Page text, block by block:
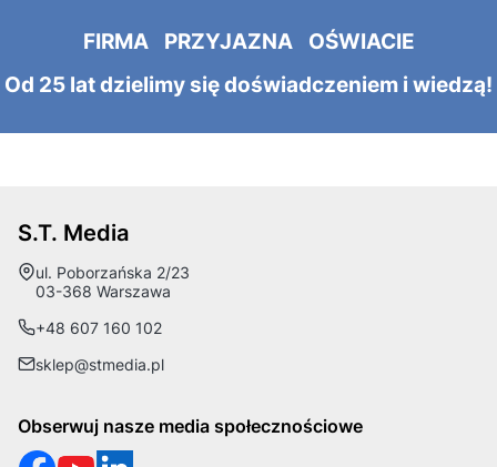
FIRMA PRZYJAZNA OŚWIACIE
Od 25 lat dzielimy się doświadczeniem i wiedzą!
S.T. Media
Adres:
ul. Poborzańska 2/23
03-368 Warszawa
+48 607 160 102
sklep@stmedia.pl
Obserwuj nasze media społecznościowe